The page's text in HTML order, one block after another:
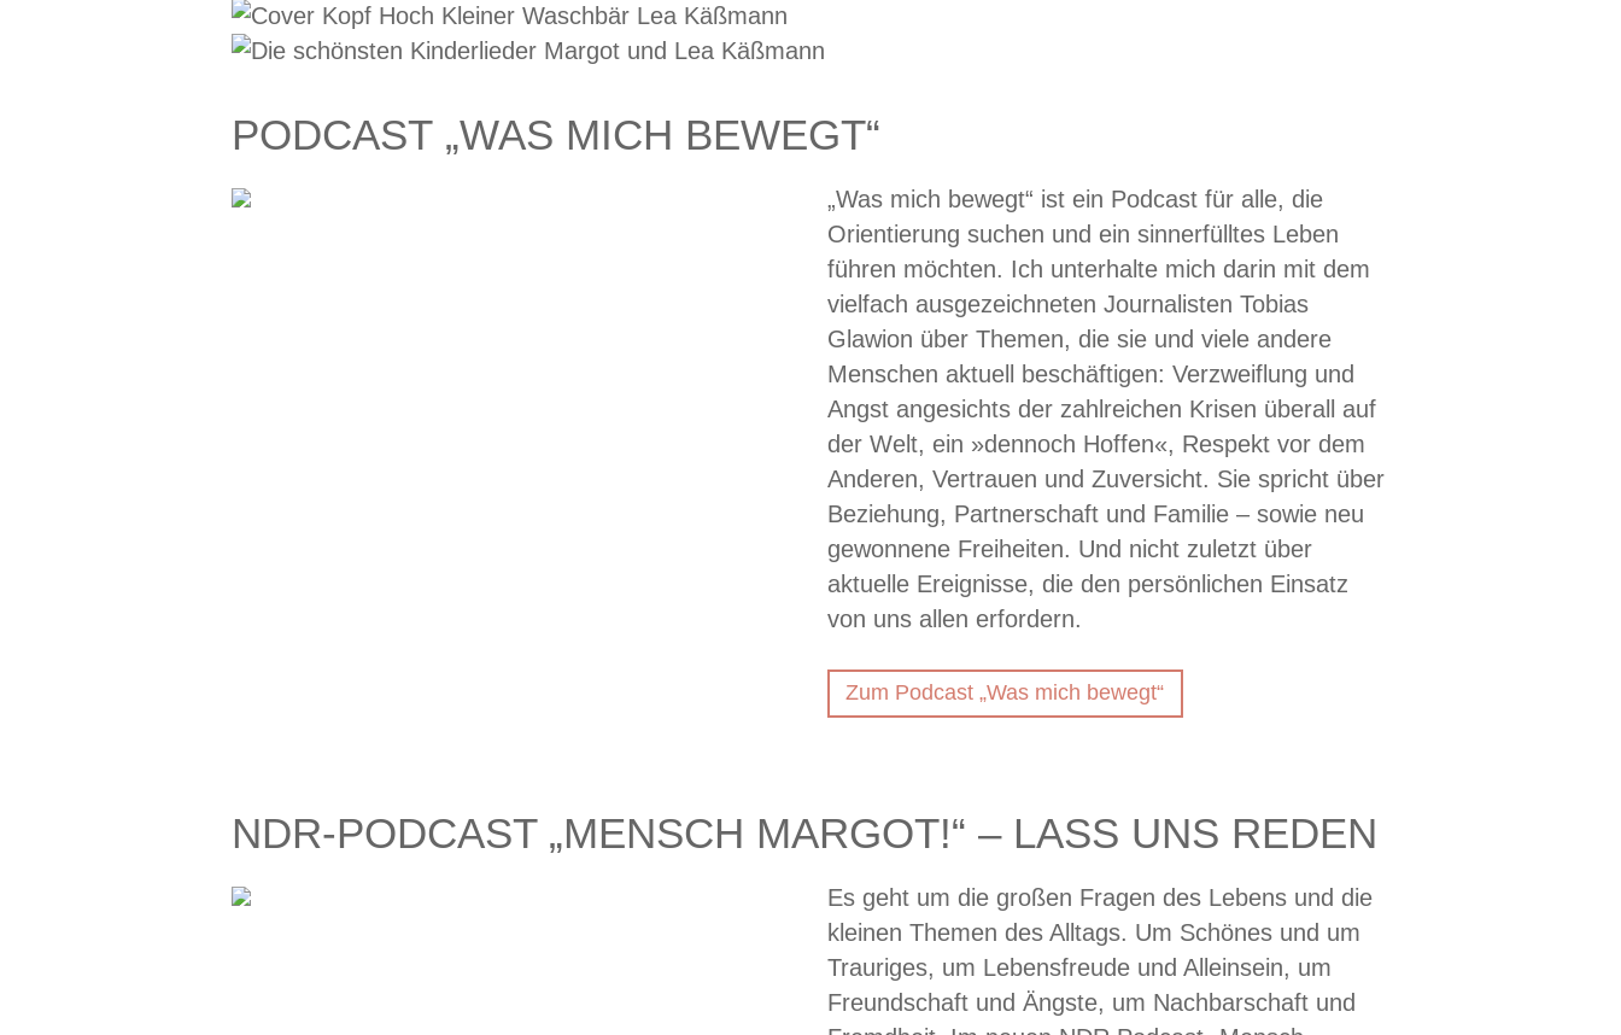
PODCAST „WAS MICH BEWEGT“
„Was mich bewegt“ ist ein Podcast für alle, die
Orientierung suchen und ein sinnerfülltes Leben
führen möchten. Ich unterhalte mich darin mit dem
vielfach ausgezeichneten Journalisten Tobias
Glawion über Themen, die sie und viele andere
Menschen aktuell beschäftigen: Verzweiflung und
Angst angesichts der zahlreichen Krisen überall auf
der Welt, ein »dennoch Hoffen«, Respekt vor dem
Anderen, Vertrauen und Zuversicht. Sie spricht über
Beziehung, Partnerschaft und Familie – sowie neu
gewonnene Freiheiten. Und nicht zuletzt über
aktuelle Ereignisse, die den persönlichen Einsatz
von uns allen erfordern.
Zum Podcast „Was mich bewegt“
NDR-PODCAST „MENSCH MARGOT!“ – LASS UNS REDEN
Es geht um die großen Fragen des Lebens und die
kleinen Themen des Alltags. Um Schönes und um
Trauriges, um Lebensfreude und Alleinsein, um
Freundschaft und Ängste, um Nachbarschaft und